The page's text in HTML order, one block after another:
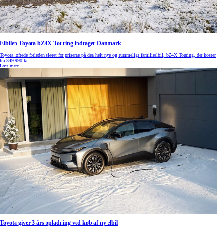
Elbilen Toyota bZ4X Touring indtager Danmark
Toyota løftede forleden sløret for priserne på den helt nye og rummelige familieelbil, bZ4X Touring, der koster
fra 349.990 kr
Læs mere
Toyota giver 3 års opladning ved køb af ny elbil